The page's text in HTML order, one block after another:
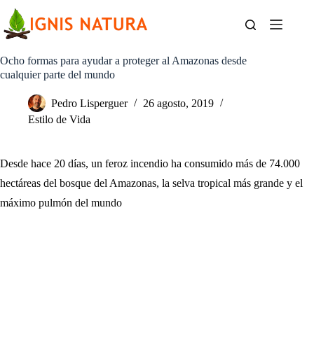
contenido
Ocho formas para ayudar a proteger al Amazonas desde
cualquier parte del mundo
Pedro Lisperguer
26 agosto, 2019
Estilo de Vida
Desde hace 20 días, un feroz incendio ha consumido más de 74.000
hectáreas del bosque del Amazonas, la selva tropical más grande y el
máximo pulmón del mundo